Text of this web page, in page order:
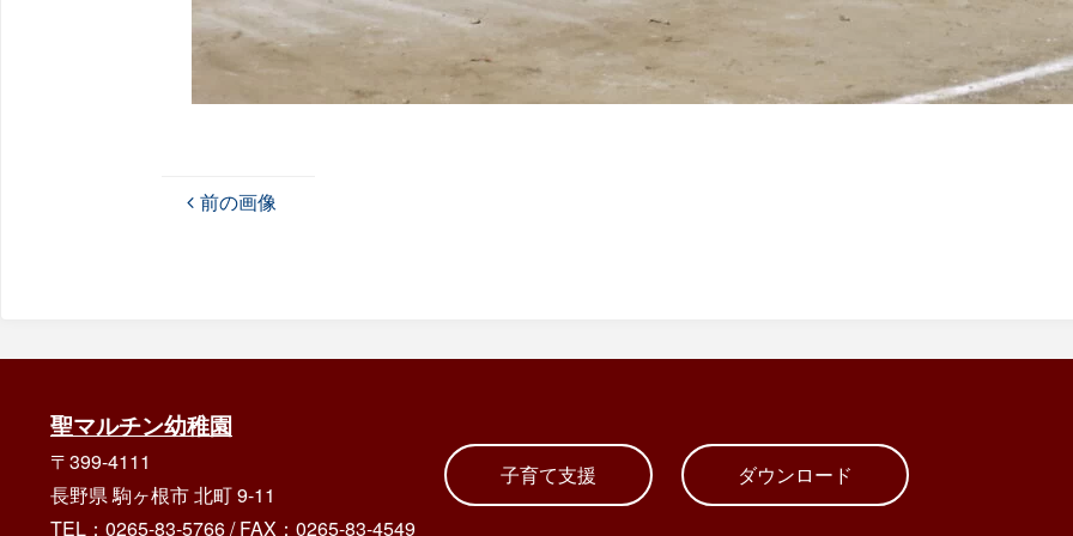
前の画像
聖マルチン幼稚園
〒399-4111
長野県 駒ヶ根市 北町 9-11
TEL：0265-83-5766/FAX：0265-83-4549
子育て支援 ダウンロード